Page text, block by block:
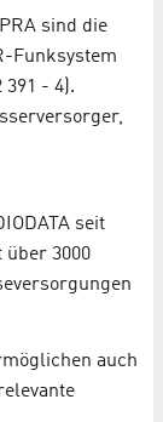
sind die
Funksystem
391 - 4).
seit
3000
auch